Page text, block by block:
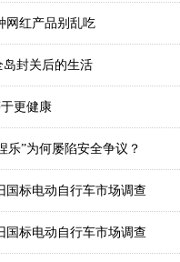
网红产品别乱吃
封关后的生活
更健康
乐”为何屡陷安全争议？
国标电动自行车市场调查
国标电动自行车市场调查